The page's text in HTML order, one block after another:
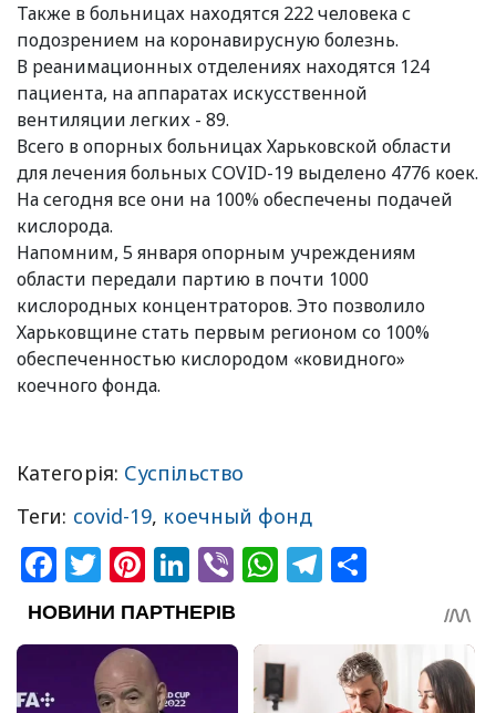
Также в больницах находятся 222 человека с
подозрением на коронавирусную болезнь.
В реанимационных отделениях находятся 124
пациента, на аппаратах искусственной
вентиляции легких - 89.
Всего в опорных больницах Харьковской области
для лечения больных COVID-19 выделено 4776 коек.
На сегодня все они на 100% обеспечены подачей
кислорода.
Напомним, 5 января опорным учреждениям
области передали партию в почти 1000
кислородных концентраторов. Это позволило
Харьковщине стать первым регионом со 100%
обеспеченностью кислородом «ковидного»
коечного фонда.
Категорія: Суспільство
Теги: covid-19, коечный фонд
Facebook
Twitter
Pinterest
LinkedIn
ViberWhatsApp
Telegram